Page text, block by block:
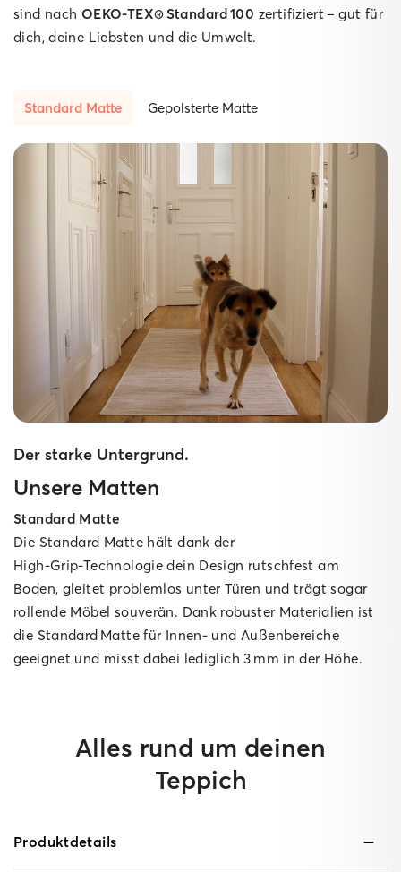
sind nach OEKO‑TEX® Standard 100 zertifiziert – gut für
dich, deine Liebsten und die Umwelt.
Standard Matte Gepolsterte Matte
Der starke Untergrund.
Unsere Matten
Standard Matte
Die Standard Matte hält dank der
High‑Grip‑Technologie dein Design rutschfest am
Boden, gleitet problemlos unter Türen und trägt sogar
rollende Möbel souverän. Dank robuster Materialien ist
die Standard Matte für Innen‑ und Außenbereiche
geeignet und misst dabei lediglich 3 mm in der Höhe.
Alles rund um deinen
Teppich
Produktdetails